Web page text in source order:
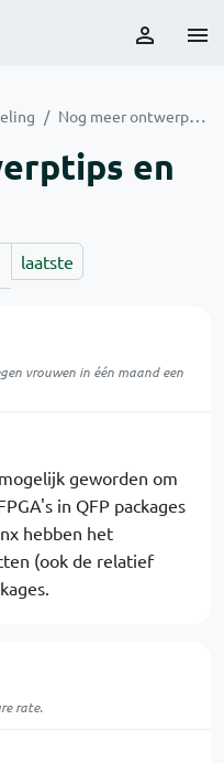
Nog meer ontwerptips en domme fouten
en
laatste
vrouwen in één maand een
geworden om
in QFP packages
hebben het
(ook de relatief
rate.